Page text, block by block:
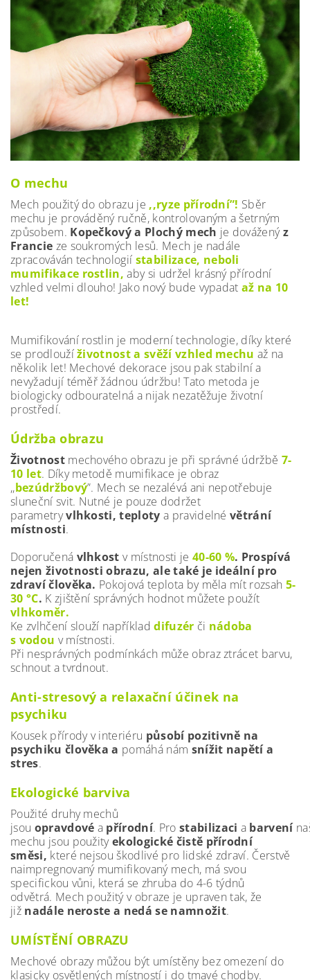
O mechu
Mech použitý do obrazu je ,,ryze přírodní”! Sběr
mechu je prováděný ručně, kontrolovaným a šetrným
způsobem. Kopečkový a Plochý mech je dováženýz
Francie ze soukromých lesů. Mech je nadále
zpracováván technologií stabilizace, neboli
mumifikace rostlin,aby si udržel krásný přírodní
vzhled velmi dlouho! Jako nový bude vypadataž na 10
let!
Mumifikování rostlin je moderní technologie, díky které
se prodloužíživotnost a svěží vzhled mechu až na
několik let! Mechové dekorace jsou pak stabilní a
nevyžadují téměř žádnou údržbu!Tato metoda je
biologicky odbouratelná a nijak nezatěžuje životní
prostředí.
Údržba obrazu
Životnostmechového obrazu je při správné údržbě 7-
10 let. Díky metodě mumifikace je obraz
,,bezúdržbový”. Mech se nezalévá ani nepotřebuje
sluneční svit. Nutné je pouze dodržet
parametryvlhkosti, teploty a pravidelnévětrání
místnosti.
Doporučená vlhkost v místnosti je 40-60 %. Prospívá
nejen životnosti obrazu, ale také je ideální pro
zdraví člověka. Pokojová teplota by měla mít rozsah 5-
30 °C. K zjištění správných hodnot můžete použít
vlhkoměr.
Ke zvlhčení slouží napříkladdifuzér či nádoba
s vodou v místnosti.
Při nesprávných podmínkách může obraz ztrácet barvu,
schnout a tvrdnout.
Anti-stresový a relaxační účinek na
psychiku
Kousek přírody v interiéru působí pozitivně na
psychiku člověka a pomáhá nám snížit napětí a
stres.
Ekologické barviva
Použité druhy mechů
jsou opravdové a přírodní. Pro stabilizaci a barvení
mechu jsou použityekologické čistě přírodní
směsi, které nejsou škodlivé pro lidské zdraví. Čerstvě
naimpregnovaný mumifikovaný mech, má svou
specifickou vůni, která se zhruba do 4-6 týdnů
odvětrá. Mech použitý v obraze je upraven tak, že
již nadále neroste a nedá se namnožit.
UMÍSTĚNÍ OBRAZU
Mechové obrazy můžou být umístěny bez omezení do
klasicky osvětlených místností i do tmavé chodby.